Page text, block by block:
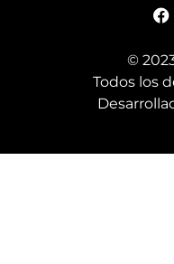
©
Todos los